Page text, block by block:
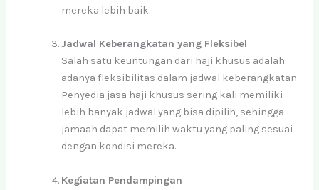
mereka lebih baik.
Jadwal Keberangkatan yang Fleksibel
Salah satu keuntungan dari haji khusus adalah
adanya fleksibilitas dalam jadwal keberangkatan.
Penyedia jasa haji khusus sering kali memiliki
lebih banyak jadwal yang bisa dipilih, sehingga
jamaah dapat memilih waktu yang paling sesuai
dengan kondisi mereka.
Kegiatan Pendampingan